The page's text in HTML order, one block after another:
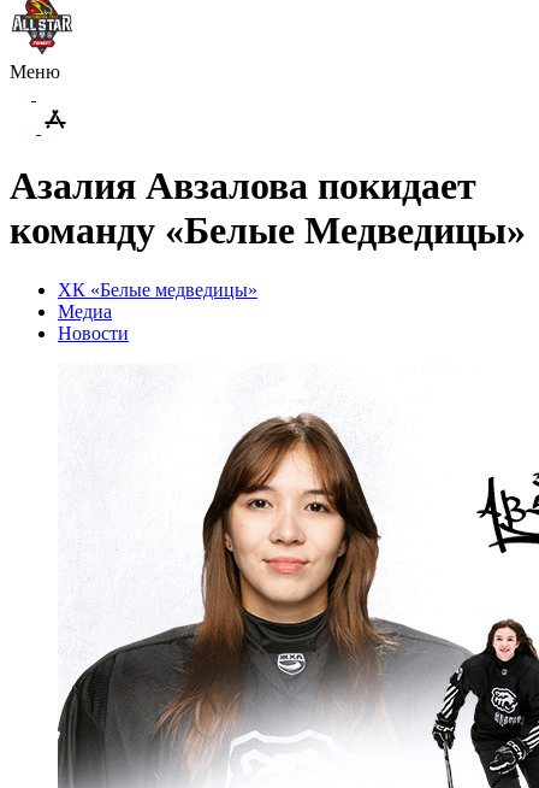
Меню
Азалия Авзалова покидает
команду «Белые Медведицы»
ХК «Белые медведицы»
Медиа
Новости